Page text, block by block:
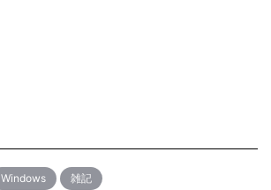
Windows 雑記